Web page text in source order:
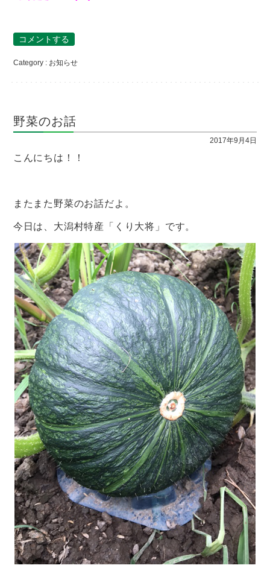
コメントする
Category : お知らせ
野菜のお話
2017年9月4日
こんにちは！！
またまた野菜のお話だよ。
今日は、大潟村特産「くり大将」です。